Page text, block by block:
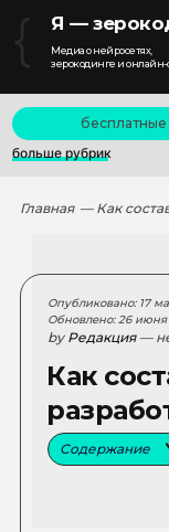
{ Я —
Медиа о нейросетях,
зерокодинге и онлайн-
бесплатные
больше рубрик
Главная — Как
Опубликовано: 17
Обновлено: 26 июня
by Редакция —
Как
Содержание